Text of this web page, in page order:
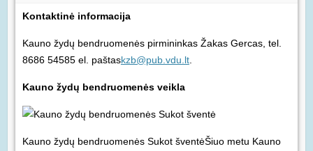
Kontaktinė informacija
Kauno žydų bendruomenės pirmininkas Žakas Gercas, tel.
8686 54585 el. paštaskzb@pub.vdu.lt.
Kauno žydų bendruomenės veikla
Kauno žydų bendruomenės Sukot šventėŠiuo metu Kauno